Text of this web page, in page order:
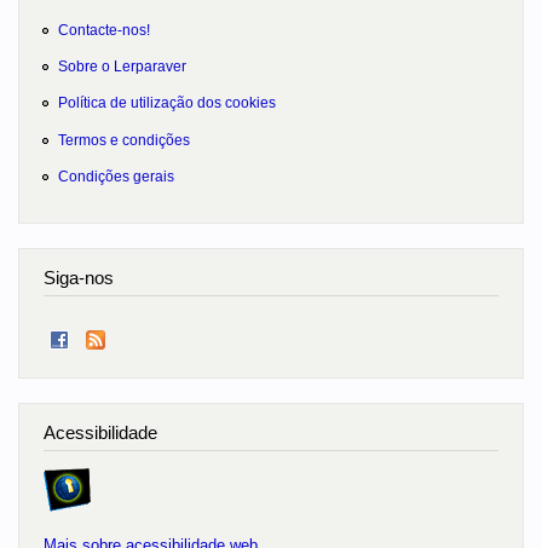
Contacte-nos!
Sobre o Lerparaver
Política de utilização dos cookies
Termos e condições
Condições gerais
Siga-nos
Acessibilidade